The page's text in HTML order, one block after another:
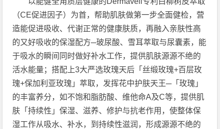
（CE促进因子）为首，帮助肌肤做第一步全面健检，营
造能促进吸收、代谢正常的健康肤质，再融入亲肤性高
的又好吸收的保湿配方─玻尿酸、雪耳萃取与尿囊素，能
于吸水的瞬间同时做好补水工作，提供肌肤源源不绝的
活水能量；搭配上3大严选玫瑰天后「丝缎玫瑰+百层玫
瑰+保加利亚玫瑰」萃取，发挥花中护肤天王─「玫瑰」
的丰富养分，如不饱和脂肪酸、维他命A及C等，提供肌
肤「持续性」保湿、滋养、修护与抗老作用，使整体保
湿工作从吸水、补水，到持续性滋润，形成源源不绝的